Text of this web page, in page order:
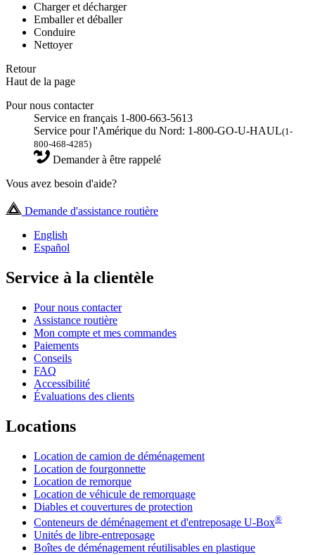
Charger et décharger
Emballer et déballer
Conduire
Nettoyer
Retour
Haut de la page
Pour nous contacter
Service en français 1-800-663-5613
Service pour l'Amérique du Nord: 1-800-GO-U-HAUL(1-
800-468-4285)
Demander à être rappelé
Vous avez besoin d'aide?
Demande d'assistance routière
English
Español
Service à la clientèle
Pour nous contacter
Assistance routière
Mon compte et mes commandes
Paiements
Conseils
FAQ
Accessibilité
Évaluations des clients
Locations
Location de camion de déménagement
Location de fourgonnette
Location de remorque
Location de véhicule de remorquage
Diables et couvertures de protection
Conteneurs de déménagement et d'entreposage U-Box®
Unités de libre-entreposage
Boîtes de déménagement réutilisables en plastique